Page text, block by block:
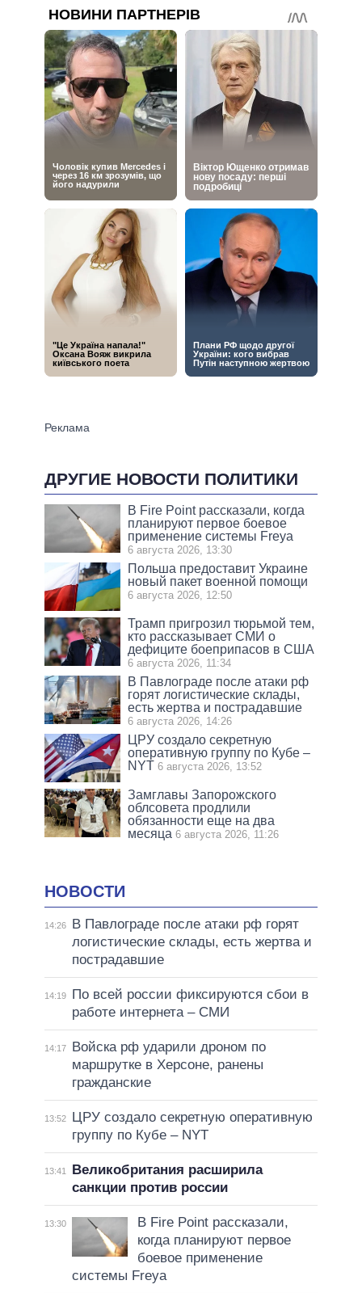
ДРУГИЕ НОВОСТИ ПОЛИТИКИ
В Fire Point рассказали, когда
планируют первое боевое
применение системы Freya
6 августа 2026, 13:30
Польша предоставит Украине
новый пакет военной помощи
6 августа 2026, 12:50
Трамп пригрозил тюрьмой тем,
кто рассказывает СМИ о
дефиците боеприпасов в США
6 августа 2026, 11:34
В Павлограде после атаки рф
горят логистические склады,
есть жертва и пострадавшие
6 августа 2026, 14:26
ЦРУ создало секретную
оперативную группу по Кубе –
NYT 6 августа 2026, 13:52
Замглавы Запорожского
облсовета продлили
обязанности еще на два
месяца 6 августа 2026, 11:26
НОВОСТИ
14:26
В Павлограде после атаки рф горят
логистические склады, есть жертва и
пострадавшие
14:19
По всей россии фиксируются сбои в
работе интернета – СМИ
14:17
Войска рф ударили дроном по
маршрутке в Херсоне, ранены
гражданские
13:52
ЦРУ создало секретную оперативную
группу по Кубе – NYT
13:41
Великобритания расширила
санкции против россии
13:30
В Fire Point рассказали,
когда планируют первое
боевое применение
системы Freya